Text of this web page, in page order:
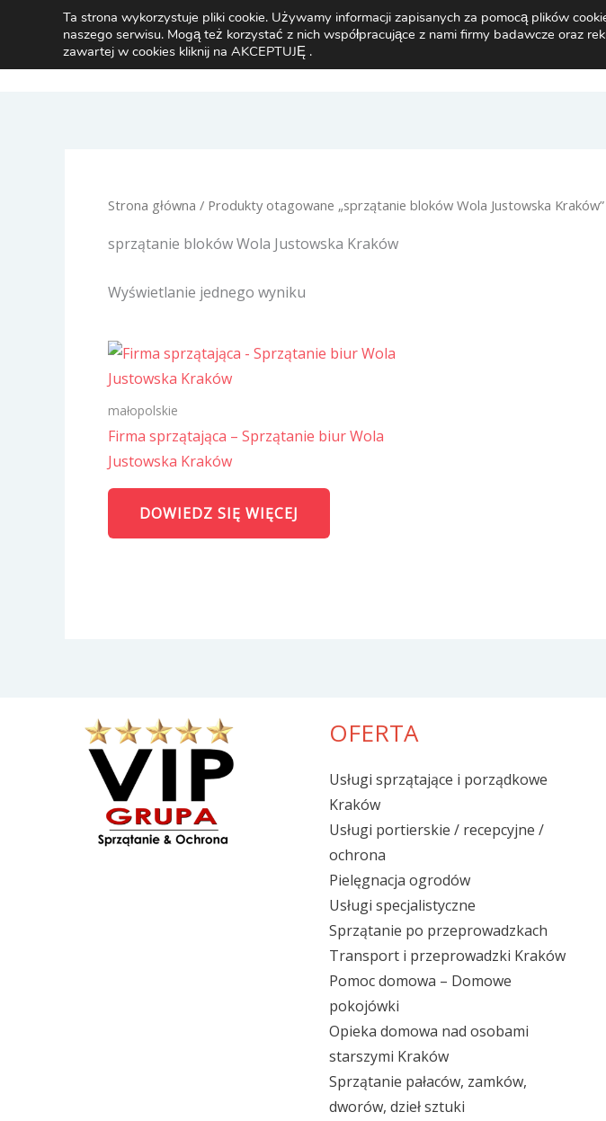
Strona główna / Produkty otagowane „sprzątanie bloków Wola Justowska Kraków”
sprzątanie bloków Wola Justowska Kraków
Wyświetlanie jednego wyniku
małopolskie
Firma sprzątająca – Sprzątanie biur Wola
Justowska Kraków
DOWIEDZ SIĘ WIĘCEJ
OFERTA
Usługi sprzątające i porządkowe
Kraków
Usługi portierskie / recepcyjne /
ochrona
Pielęgnacja ogrodów
Usługi specjalistyczne
Sprzątanie po przeprowadzkach
Transport i przeprowadzki Kraków
Pomoc domowa – Domowe
pokojówki
Opieka domowa nad osobami
starszymi Kraków
Sprzątanie pałaców, zamków,
dworów, dzieł sztuki
Ta strona wykorzystuje pliki cookie. Używamy informacji zapisanych za pomocą plików
naszego serwisu. Mogą też korzystać z nich współpracujące z nami firmy badawcze oraz
zawartej w cookies kliknij na AKCEPTUJĘ .